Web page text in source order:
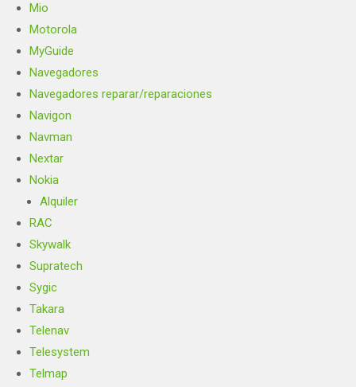
Mio
Motorola
MyGuide
Navegadores
Navegadores reparar/reparaciones
Navigon
Navman
Nextar
Nokia
Alquiler
RAC
Skywalk
Supratech
Sygic
Takara
Telenav
Telesystem
Telmap